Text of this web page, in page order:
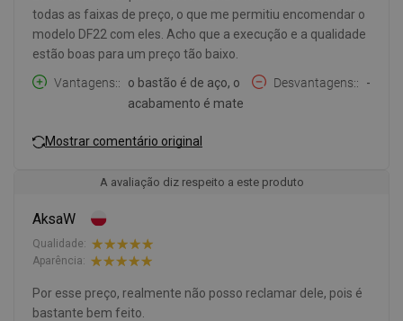
todas as faixas de preço, o que me permitiu encomendar o
modelo DF22 com eles. Acho que a execução e a qualidade
estão boas para um preço tão baixo.
Vantagens:
o bastão é de aço, o
acabamento é mate
Desvantagens: -
Mostrar comentário original
A avaliação diz respeito a este produto
AksaW
Qualidade:
Aparência:
Por esse preço, realmente não posso reclamar dele, pois é
bastante bem feito.